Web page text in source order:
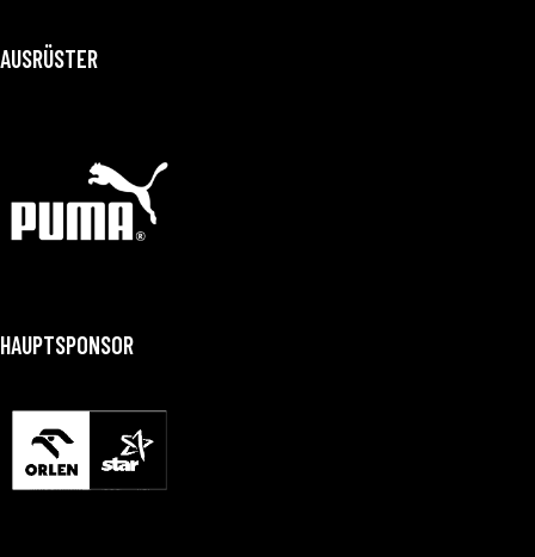
AUSRÜSTER
HAUPTSPONSOR